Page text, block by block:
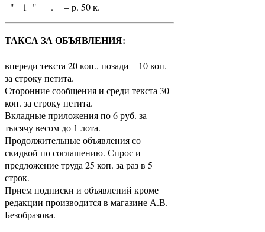
" 1 " . – р. 50 к.
ТАКСА ЗА ОБЪЯВЛЕНИЯ:
впереди текста 20 коп., позади – 10 коп.
за строку петита.
Сторонние сообщения и среди текста 30
коп. за строку петита.
Вкладные приложения по 6 руб. за
тысячу весом до 1 лота.
Продолжительные объявления со
скидкой по соглашению. Спрос и
предложение труда 25 коп. за раз в 5
строк.
Прием подписки и объявлений кроме
редакции производится в магазине А.В.
Безобразова.